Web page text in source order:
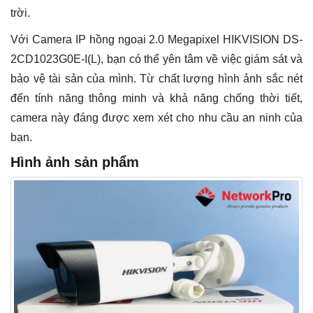
trời.
Với Camera IP hồng ngoại 2.0 Megapixel HIKVISION DS-
2CD1023G0E-I(L), bạn có thể yên tâm về việc giám sát và
bảo vệ tài sản của mình. Từ chất lượng hình ảnh sắc nét
đến tính năng thông minh và khả năng chống thời tiết,
camera này đáng được xem xét cho nhu cầu an ninh của
bạn.
Hình ảnh sản phẩm